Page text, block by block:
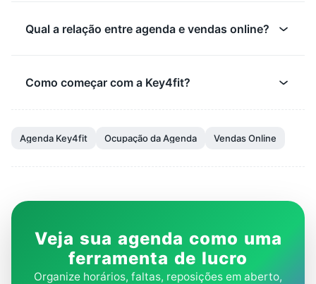
Qual a relação entre agenda e vendas online?
Como começar com a Key4fit?
Agenda Key4fit Ocupação da Agenda Vendas Online
Veja sua agenda como uma
ferramenta de lucro
Organize horários, faltas, reposições em aberto,